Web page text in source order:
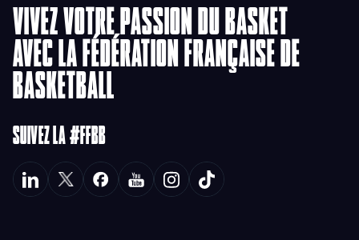
VIVEZ VOTRE PASSION DU BASKET
AVEC LA FÉDÉRATION FRANÇAISE DE
BASKETBALL
SUIVEZ LA #FFBB